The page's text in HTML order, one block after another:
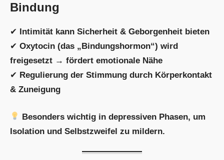
Bindung
✔
Intimität kann Sicherheit & Geborgenheit bieten
✔ Oxytocin (das „Bindungshormon“) wird
freigesetzt → fördert emotionale Nähe
✔ Regulierung der Stimmung durch Körperkontakt
& Zuneigung
Besonders wichtig in depressiven Phasen, um
Isolation und Selbstzweifel zu mildern.